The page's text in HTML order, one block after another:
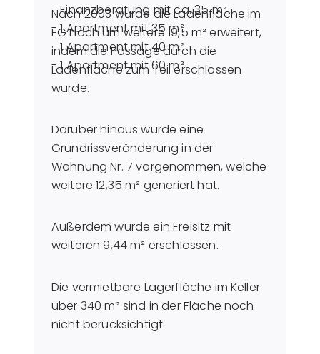
- Finanzberatung mit ca. 35 m²
- 1 Apartment mit 35 m²
- 1 Apartment mit 40 m²
- 1 Apartment mit 60 m²
Nach 2003 wurde die Ladenfläche im
EG noch um weitere 19,5 m² erweitert,
indem die Passage durch die
Ladenfläche zum Teil erschlossen
wurde.
Darüber hinaus wurde eine
Grundrissveränderung in der
Wohnung Nr. 7 vorgenommen, welche
weitere 12,35 m² generiert hat.
Außerdem wurde ein Freisitz mit
weiteren 9,44 m² erschlossen.
Die vermietbare Lagerfläche im Keller
über 340 m² sind in der Fläche noch
nicht berücksichtigt.